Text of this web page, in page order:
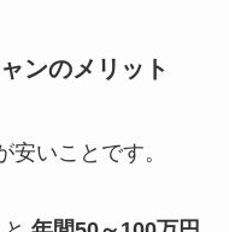
ンのメリット
いことです。